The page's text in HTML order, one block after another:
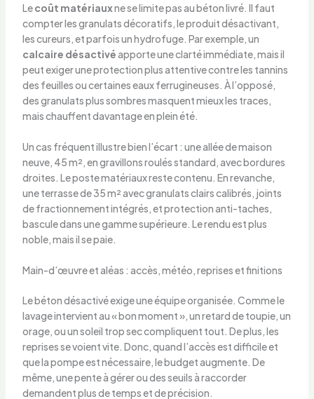
Lecoût matériauxne se limite pas au béton livré. Il faut
compter les granulats décoratifs, le produit désactivant,
les cureurs, et parfois un hydrofuge. Par exemple, un
calcaire désactivéapporte une clarté immédiate, mais il
peut exiger une protection plus attentive contre les tannins
des feuilles ou certaines eaux ferrugineuses. À l’opposé,
des granulats plus sombres masquent mieux les traces,
mais chauffent davantage en plein été.
Un cas fréquent illustre bien l’écart : une allée de maison
neuve, 45 m², en gravillons roulés standard, avec bordures
droites. Le poste matériaux reste contenu. En revanche,
une terrasse de 35 m² avec granulats clairs calibrés, joints
de fractionnement intégrés, et protection anti-taches,
bascule dans une gamme supérieure. Le rendu est plus
noble, mais il se paie.
Main-d’œuvre et aléas : accès, météo, reprises et finitions
Le béton désactivé exige une équipe organisée. Comme le
lavage intervient au « bon moment », un retard de toupie, un
orage, ou un soleil trop sec compliquent tout. De plus, les
reprises se voient vite. Donc, quand l’accès est difficile et
que la pompe est nécessaire, le budget augmente. De
même, une pente à gérer ou des seuils à raccorder
demandent plus de temps et de précision.